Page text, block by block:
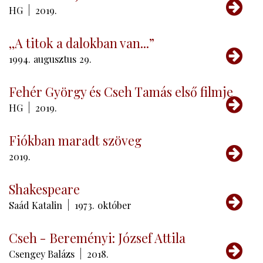
HG 2019.
,,A titok a dalokban van...”
1994. augusztus 29.
Fehér György és Cseh Tamás első filmje
HG 2019.
Fiókban maradt szöveg
2019.
Shakespeare
Saád Katalin 1973. október
Cseh - Bereményi: József Attila
Csengey Balázs 2018.